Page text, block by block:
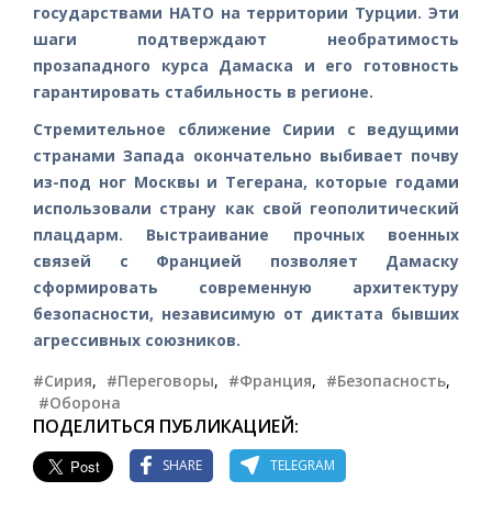
государствами НАТО на территории Турции. Эти
шаги подтверждают необратимость
прозападного курса Дамаска и его готовность
гарантировать стабильность в регионе.
Стремительное сближение Сирии с ведущими
странами Запада окончательно выбивает почву
из-под ног Москвы и Тегерана, которые годами
использовали страну как свой геополитический
плацдарм. Выстраивание прочных военных
связей с Францией позволяет Дамаску
сформировать современную архитектуру
безопасности, независимую от диктата бывших
агрессивных союзников.
#Сирия, #Переговоры, #Франция, #Безопасность,
#Оборона
ПОДЕЛИТЬСЯ ПУБЛИКАЦИЕЙ:
SHARE TELEGRAM